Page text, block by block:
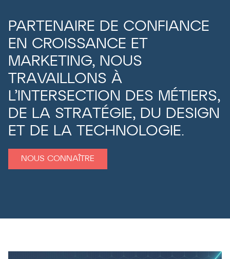
PARTENAIRE DE CONFIANCE
EN CROISSANCE ET
MARKETING, NOUS
TRAVAILLONS À
L’INTERSECTION DES MÉTIERS,
DE LA STRATÉGIE, DU DESIGN
ET DE LA TECHNOLOGIE.
NOUS CONNAÎTRE